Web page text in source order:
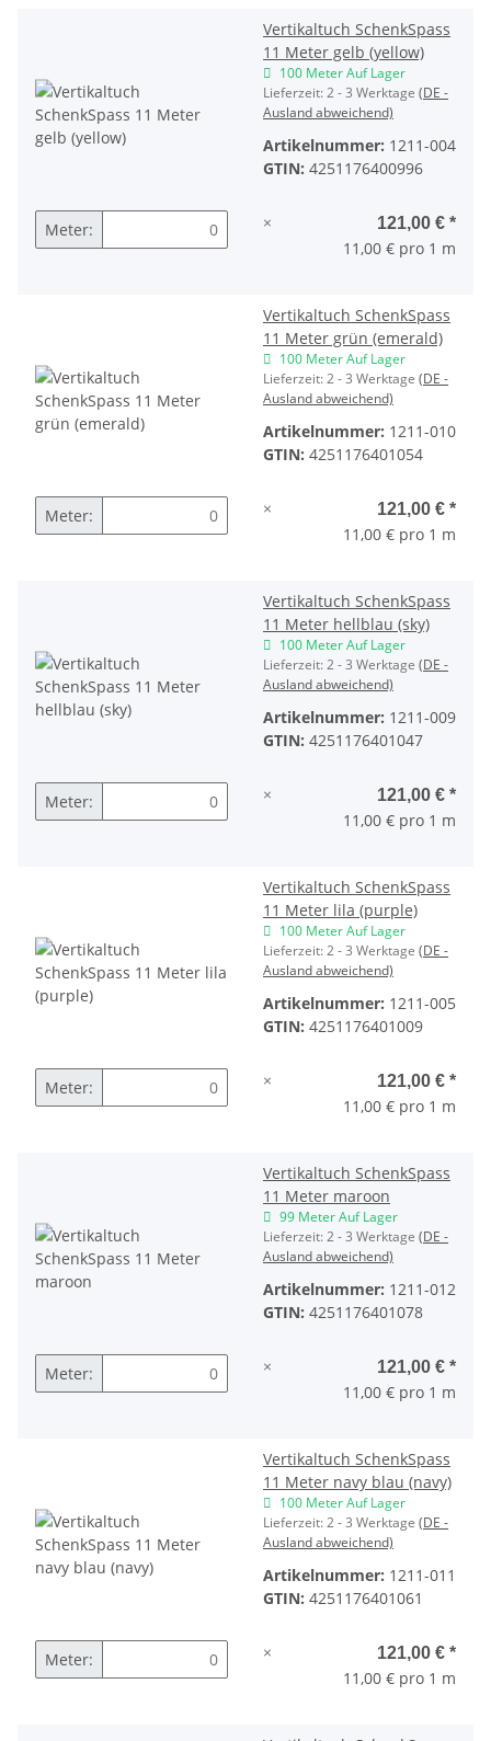
Vertikaltuch SchenkSpass
11 Meter gelb (yellow)
100 Meter Auf Lager
Lieferzeit:2 - 3 Werktage (DE -
Ausland abweichend)
Artikelnummer: 1211-004
GTIN: 4251176400996
Meter: × 121,00 € *
11,00 € pro 1 m
Vertikaltuch SchenkSpass
11 Meter grün (emerald)
100 Meter Auf Lager
Lieferzeit:2 - 3 Werktage (DE -
Ausland abweichend)
Artikelnummer: 1211-010
GTIN: 4251176401054
Meter: × 121,00 € *
11,00 € pro 1 m
Vertikaltuch SchenkSpass
11 Meter hellblau (sky)
100 Meter Auf Lager
Lieferzeit:2 - 3 Werktage (DE -
Ausland abweichend)
Artikelnummer: 1211-009
GTIN: 4251176401047
Meter: × 121,00 € *
11,00 € pro 1 m
Vertikaltuch SchenkSpass
11 Meter lila (purple)
100 Meter Auf Lager
Lieferzeit:2 - 3 Werktage (DE -
Ausland abweichend)
Artikelnummer: 1211-005
GTIN: 4251176401009
Meter: × 121,00 € *
11,00 € pro 1 m
Vertikaltuch SchenkSpass
11 Meter maroon
99 Meter Auf Lager
Lieferzeit:2 - 3 Werktage (DE -
Ausland abweichend)
Artikelnummer: 1211-012
GTIN: 4251176401078
Meter: × 121,00 € *
11,00 € pro 1 m
Vertikaltuch SchenkSpass
11 Meter navy blau (navy)
100 Meter Auf Lager
Lieferzeit:2 - 3 Werktage (DE -
Ausland abweichend)
Artikelnummer: 1211-011
GTIN: 4251176401061
Meter: × 121,00 € *
11,00 € pro 1 m